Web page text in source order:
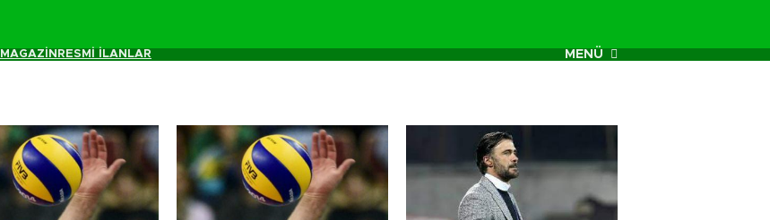
MAGAZİN RESMİ İLANLAR MENÜ